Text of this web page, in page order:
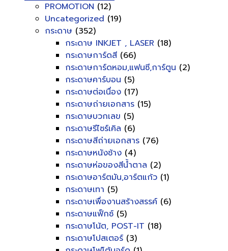
PROMOTION (12)
Uncategorized (19)
กระดาษ (352)
กระดาษ INKJET , LASER (18)
กระดาษการ์ดสี (66)
กระดาษการ์ดหอม,แฟนซี,การ์ตูน (2)
กระดาษคาร์บอน (5)
กระดาษต่อเนื่อง (17)
กระดาษถ่ายเอกสาร (15)
กระดาษบวกเลข (5)
กระดาษรีไซร์เคิล (6)
กระดาษสีถ่ายเอกสาร (76)
กระดาษหนังช้าง (4)
กระดาษห่อของสีน้ำตาล (2)
กระดาษอาร์ตมัน,อาร์ตแก้ว (1)
กระดาษเทา (5)
กระดาษเพื่องานสร้างสรรค์ (6)
กระดาษแฟ็กซ์ (5)
กระดาษโน้ต, POST-IT (18)
กระดาษโปสเตอร์ (3)